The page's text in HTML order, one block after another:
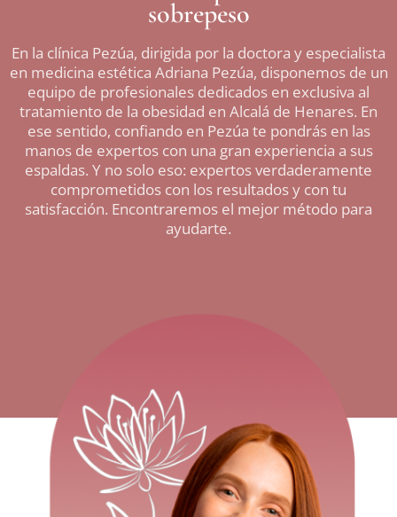
sobrepeso
En la clínica Pezúa, dirigida por la doctora y especialista
en medicina estética Adriana Pezúa, disponemos de un
equipo de profesionales dedicados en exclusiva al
tratamiento de la obesidad en Alcalá de Henares. En
ese sentido, confiando en Pezúa te pondrás en las
manos de expertos con una gran experiencia a sus
espaldas. Y no solo eso: expertos verdaderamente
comprometidos con los resultados y con tu
satisfacción. Encontraremos el mejor método para
ayudarte.